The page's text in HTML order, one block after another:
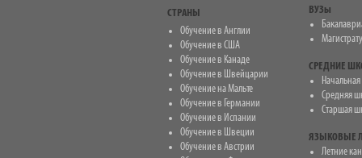
СТРАНЫ
Обучение в Англии
Обучение в США
Обучение в Канаде
Обучение в Швейцарии
Обучение на Мальте
Обучение в Германии
Обучение в Испании
Обучение в Швеции
Обучение в Австрии
ВУЗы
СРЕДНИЕ
Средняя
Старшая
ЯЗЫКОВЫЕ
Летние